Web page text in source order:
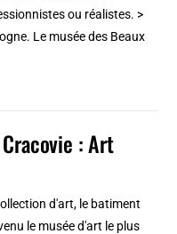
ou réalistes. >
Le musée des Beaux
: Art
d'art, le batiment
le musée d'art le plus